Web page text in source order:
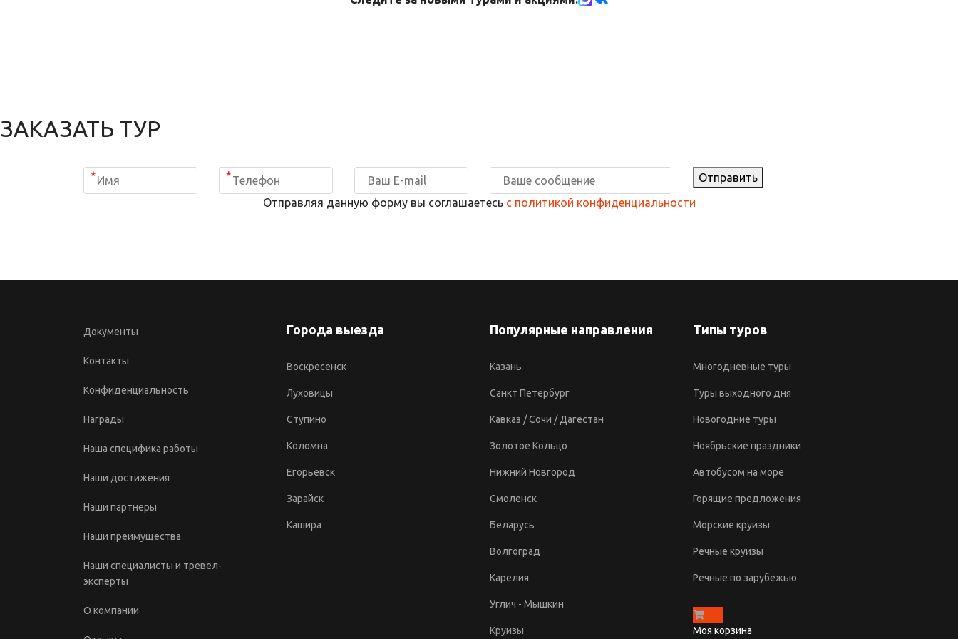
ЗАКАЗАТЬ ТУР
* *
Отправить
Отправляя данную форму вы соглашаетесь с политикой конфиденциальности
Документы
Контакты
Конфиденциальность
Награды
Наша специфика работы
Наши достижения
Наши партнеры
Наши преимущества
Наши специалисты и тревел-
эксперты
О компании
Города выезда
Воскресенск
Луховицы
Ступино
Коломна
Егорьевск
Зарайск
Кашира
Популярные направления
Казань
Санкт Петербург
Кавказ / Сочи / Дагестан
Золотое Кольцо
Нижний Новгород
Смоленск
Беларусь
Волгоград
Карелия
Углич - Мышкин
Круизы
Типы туров
Многодневные туры
Туры выходного дня
Новогодние туры
Ноябрьские праздники
Автобусом на море
Горящие предложения
Морские круизы
Речные круизы
Речные по зарубежью
Моя корзина